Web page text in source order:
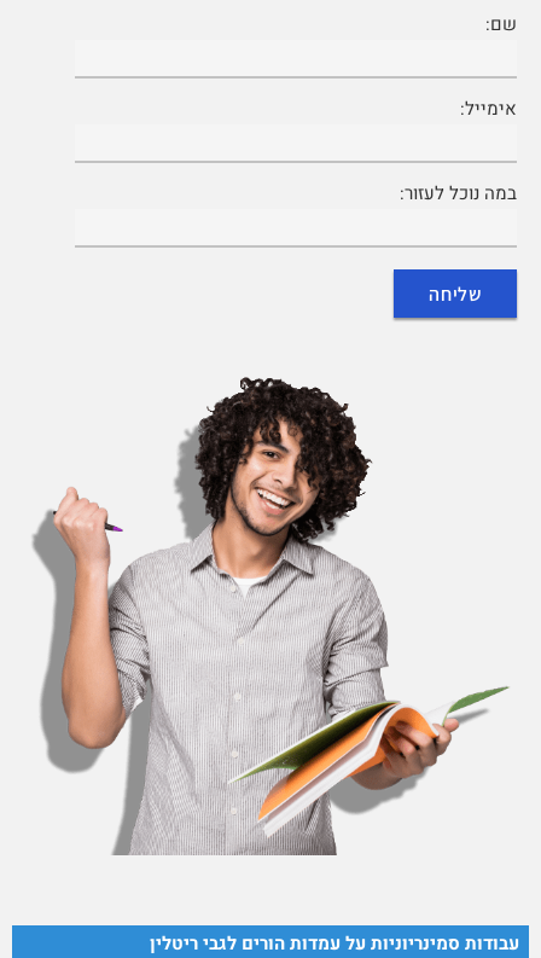
עבודות סמינריוניות על עמדות הורים לגבי ריטלין
שם:
אימייל:
במה נוכל לעזור: